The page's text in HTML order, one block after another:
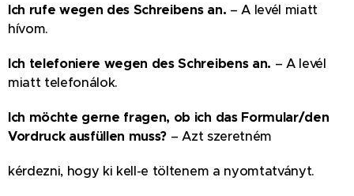
Ich rufe wegen des Schreibens an. – A levél miatt
hívom.
Ich telefoniere wegen des Schreibens an. – A levél
miatt telefonálok.
Ich möchte gerne fragen, ob ich das Formular/den
Vordruck ausfüllen muss? – Azt szeretném
kérdezni, hogy ki kell-e töltenem a nyomtatványt.